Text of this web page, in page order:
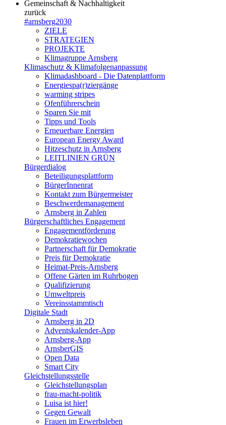
Gemeinschaft & Nachhaltigkeit
zurück
#arnsberg2030
ZIELE
STRATEGIEN
PROJEKTE
Klimagruppe Arnsberg
Klimaschutz & Klimafolgenanpassung
Klimadashboard - Die Datenplattform
Energiespa(r)ziergänge
warming stripes
Ofenführerschein
Sparen Sie mit
Tipps und Tools
Erneuerbare Energien
European Energy Award
Hitzeschutz in Arnsberg
LEITLINIEN GRÜN
Bürgerdialog
Beteiligungsplattform
BürgerInnenrat
Kontakt zum Bürgermeister
Beschwerdemanagement
Arnsberg in Zahlen
Bürgerschaftliches Engagement
Engagementförderung
Demokratiewochen
Partnerschaft für Demokratie
Preis für Demokratie
Heimat-Preis-Arnsberg
Offene Gärten im Ruhrbogen
Qualifizierung
Umweltpreis
Vereinsstammtisch
Digitale Stadt
Arnsberg in 2D
Adventskalender-App
Arnsberg-App
ArnsberGIS
Open Data
Smart City
Gleichstellungsstelle
Gleichstellungsplan
frau-macht-politik
Luisa ist hier!
Gegen Gewalt
Frauen im Erwerbsleben